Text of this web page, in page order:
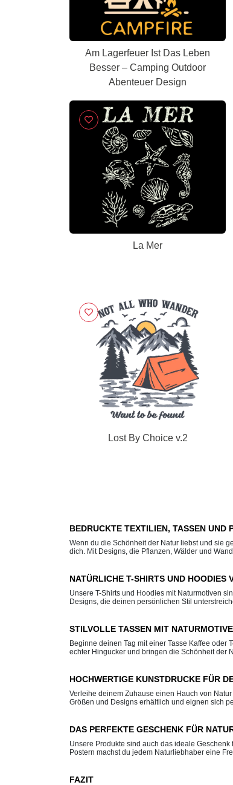
Am Lagerfeuer Ist Das Leben
Besser – Camping Outdoor
Abenteuer Design
La Mer
Lost By Choice v.2
BEDRUCKTE TEXTILIEN, TASSEN UND
Wenn du die Schönheit der Natur liebst und sie
dich. Mit Designs, die Pflanzen, Wälder und
NATÜRLICHE T-SHIRTS UND HOODIES
Unsere T-Shirts und Hoodies mit Naturmotiven
Designs, die deinen persönlichen Stil
STILVOLLE TASSEN MIT
Beginne deinen Tag mit einer Tasse Kaffee
echter Hingucker und bringen die Schönheit der
HOCHWERTIGE KUNSTDRUCKE FÜR
Verleihe deinem Zuhause einen Hauch von
Größen und Designs erhältlich und eignen sich
DAS PERFEKTE GESCHENK FÜR
Unsere Produkte sind auch das ideale
Postern machst du jedem Naturliebhaber eine
FAZIT